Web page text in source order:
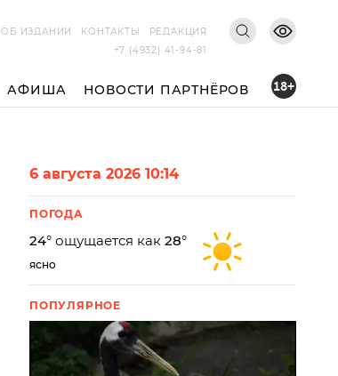
ОБ ИЗДАНИИ
КОНТАКТЫ
РЕДАКЦИЯ
+7 (4932) 41-94-81
АФИША НОВОСТИ ПАРТНЁРОВ 18+
6 августа 2026 10:14
ПОГОДА
24° ощущается как 28°
ясно
ПОПУЛЯРНОЕ